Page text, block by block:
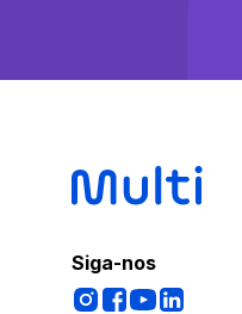
Siga-nos